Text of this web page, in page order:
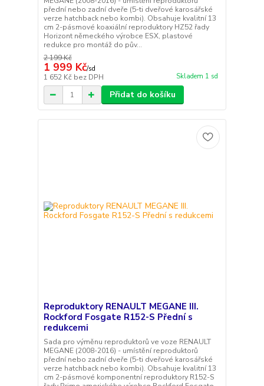
přední nebo zadní dveře (5-ti dveřové karosářské
verze hatchback nebo kombi). Obsahuje kvalitní 13
cm 2-pásmové koaxiální reproduktory HZ52 řady
Horizont německého výrobce ESX, plastové
redukce pro montáž do pův...
2 199 Kč
1 999 Kč/sd
1 652 Kč bez DPH Skladem 1 sd
Přidat do košíku
Reproduktory RENAULT MEGANE III.
Rockford Fosgate R152-S Přední s
redukcemi
Sada pro výměnu reproduktorů ve voze RENAULT
MEGANE (2008-2016) - umístění reproduktorů
přední nebo zadní dveře (5-ti dveřové karosářské
verze hatchback nebo kombi). Obsahuje kvalitní 13
cm 2-pásmové komponentní reproduktory R152-S